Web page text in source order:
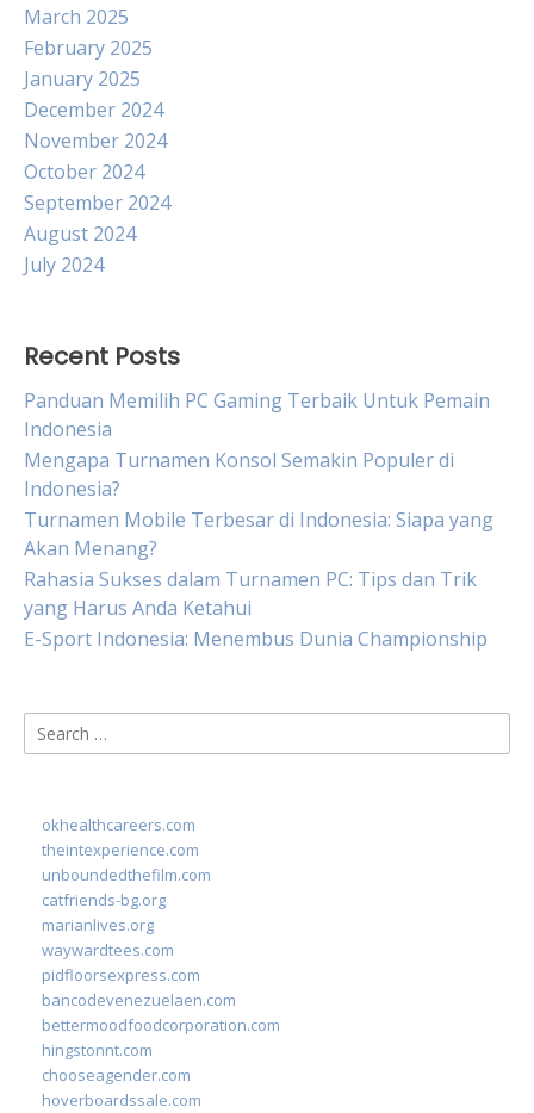
March 2025
February 2025
January 2025
December 2024
November 2024
October 2024
September 2024
August 2024
July 2024
Recent Posts
Panduan Memilih PC Gaming Terbaik Untuk Pemain
Indonesia
Mengapa Turnamen Konsol Semakin Populer di
Indonesia?
Turnamen Mobile Terbesar di Indonesia: Siapa yang
Akan Menang?
Rahasia Sukses dalam Turnamen PC: Tips dan Trik
yang Harus Anda Ketahui
E-Sport Indonesia: Menembus Dunia Championship
Search
for:
okhealthcareers.com
theintexperience.com
unboundedthefilm.com
catfriends-bg.org
marianlives.org
waywardtees.com
pidfloorsexpress.com
bancodevenezuelaen.com
bettermoodfoodcorporation.com
hingstonnt.com
chooseagender.com
hoverboardssale.com